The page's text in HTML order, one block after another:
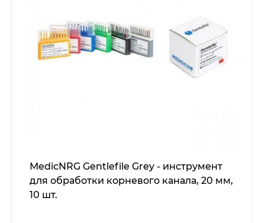
MedicNRG Gentlefile Grey - инструмент
для обработки корневого канала, 20 мм,
10 шт.